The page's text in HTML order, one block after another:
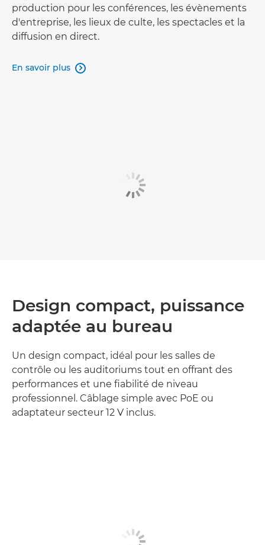
production pour les conférences, les évènements
d'entreprise, les lieux de culte, les spectacles et la
diffusion en direct.
En savoir plus 
Design compact, puissance
adaptée au bureau
Un design compact, idéal pour les salles de
contrôle ou les auditoriums tout en offrant des
performances et une fiabilité de niveau
professionnel. Câblage simple avec PoE ou
adaptateur secteur 12 V inclus.